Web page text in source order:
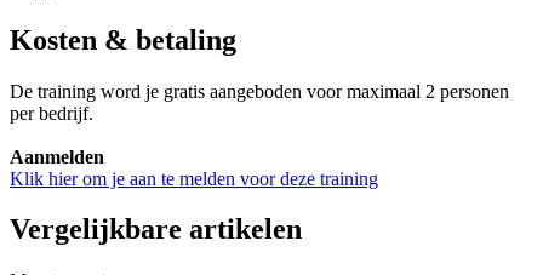
Kosten & betaling
De training word je gratis aangeboden voor maximaal 2 personen
per bedrijf.
Aanmelden
Klik hier om je aan te melden voor deze training
Vergelijkbare artikelen